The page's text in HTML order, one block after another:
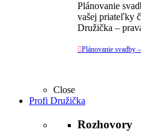
Plánovanie
vašej priateľky
Družička –
Plánovanie svadby
Close
Profi Družička
Rozhovory